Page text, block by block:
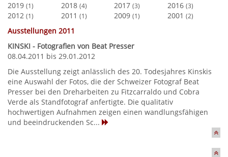
2019 (1) 2018 (4) 2017 (3) 2016 (3)
2012 (1) 2011 (1) 2009 (1) 2001 (2)
Ausstellungen 2011
KINSKI - Fotografien von Beat Presser
08.04.2011 bis 29.01.2012
Die Ausstellung zeigt anlässlich des 20. Todesjahres Kinskis
eine Auswahl der Fotos, die der Schweizer Fotograf Beat
Presser bei den Dreharbeiten zu Fitzcarraldo und Cobra
Verde als Standfotograf anfertigte. Die qualitativ
hochwertigen Aufnahmen zeigen einen wandlungsfähigen
und beeindruckenden Sc...